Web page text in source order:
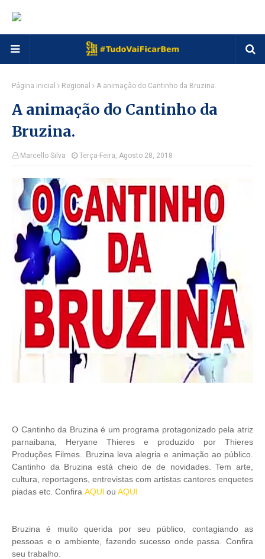
Página inicial Regional A animação do Cantinho da Bruzina.
A animação do Cantinho da
Bruzina.
Marcello Silva Terça-Feira, Agosto 28, 2018
O Cantinho da Bruzina é um programa protagonizado pela atriz
parnaibana, Heryane Thieres e produzido por Thieres
Produções Filmes. Bruzina leva alegria e animação ao público.
Cantinho da Bruzina está cheio de de novidades. Tem arte,
cultura, reportagens, entrevistas com artistas cantores enquetes
piadas etc. Confira AQUI ou AQUI
Bruzina é muito querida por seu público, contagiando as
pessoas e o ambiente, fazendo sucesso onde passa. Confira
seu trabalho.